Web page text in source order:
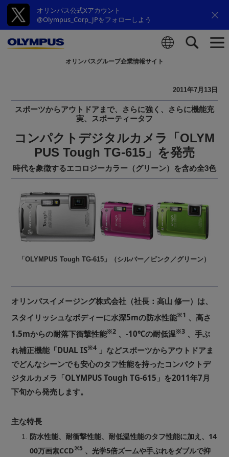
オリンパス公式Xアカウント
@Olympus_Corp_JPをフォローしよう
オリンパスグループ企業情報サイト
2011年7月13日
スポーツからアウトドアまで、さらに強く、さらに機能充
実、スポーティータフ
コンパクトデジタルカメラ「OLYM
PUS Tough TG-615」を発売
時代を象徴するエコロジーカラー（グリーン）を含め全3色
「OLYMPUS Tough TG-615」（シルバー／ピンク／グリーン）
オリンパスイメージング株式会社（社長：高山 修一）は、
スタイリッシュなボディーに水深5mの防水性能※1 、高さ
1.5mからの耐落下衝撃性能※2 、-10℃の耐低温※3 、手ぶ
れ補正機能「DUAL IS※4 」などスポーツからアウトドアま
でどんなシーンでも安心のタフ性能を持ったコンパクトデ
ジタルカメラ「OLYMPUS Tough TG-615」を2011年7月
下旬から発売します。
主な特長
防水性能、耐衝撃性能、耐低温性能のタフ性能に加え、14
00万画素CCD※5 、光学5倍ズームや手ぶれをダブルで抑